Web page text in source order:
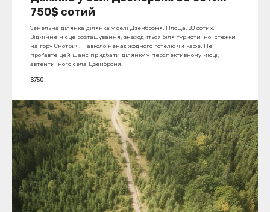
750$ сотий
Земельна ділянка ділянка у селі Дземброня. Площа: 80 сотих.
Відмінне місце розташування, знаходиться біля туристичної стежки
на гору Смотрич. Навколо немає жодного готелю чи кафе. Не
проґавте цей шанс придбати ділянку у перспективному місці,
автентичного села Дземброня.
$750